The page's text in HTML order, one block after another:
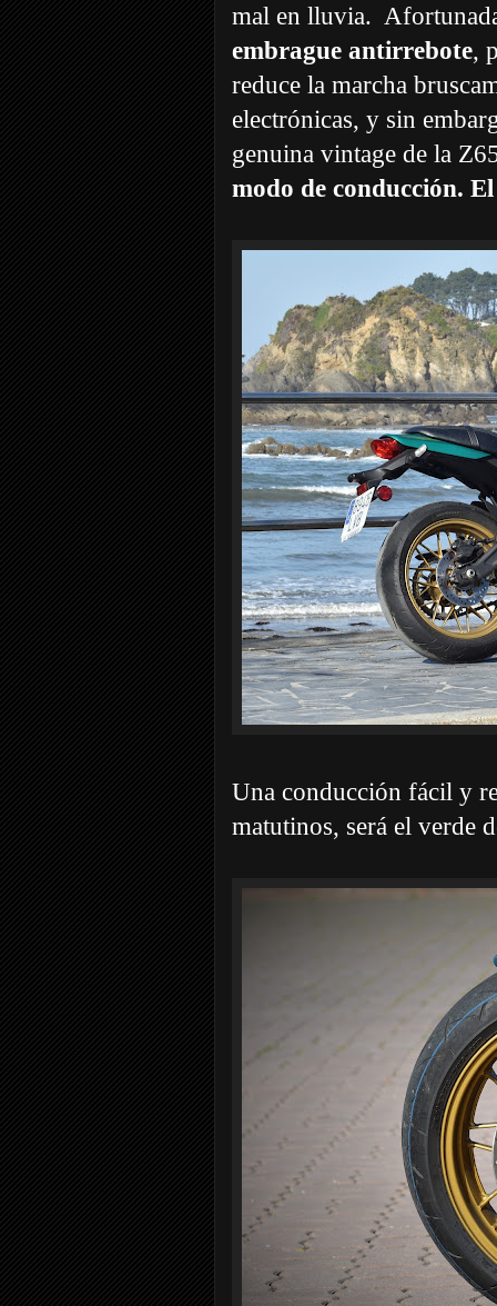
mal en lluvia.
embrague antirrebote,
reduce la marcha
electrónicas, y sin
genuina vintage de la
modo de conducción.
Una conducción fácil y
matutinos, será el verde